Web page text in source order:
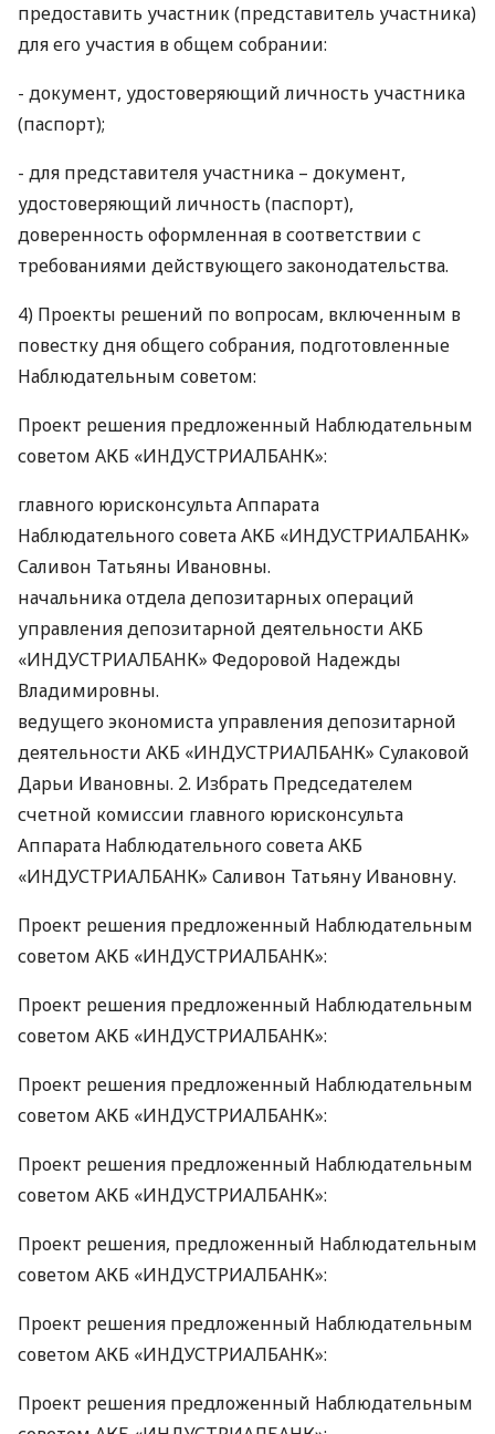
предоставить участник (представитель участника)
для его участия в общем собрании:
- документ, удостоверяющий личность участника
(паспорт);
- для представителя участника – документ,
удостоверяющий личность (паспорт),
доверенность оформленная в соответствии с
требованиями действующего законодательства.
4) Проекты решений по вопросам, включенным в
повестку дня общего собрания, подготовленные
Наблюдательным советом:
Проект решения предложенный Наблюдательным
советом АКБ «ИНДУСТРИАЛБАНК»:
главного юрисконсульта Аппарата
Наблюдательного советаАКБ «ИНДУСТРИАЛБАНК»
Саливон Татьяны Ивановны.
начальника отдела депозитарных операций
управления депозитарной деятельности АКБ
«ИНДУСТРИАЛБАНК» Федоровой Надежды
Владимировны.
ведущего экономиста управления депозитарной
деятельности АКБ «ИНДУСТРИАЛБАНК» Сулаковой
Дарьи Ивановны. 2. Избрать Председателем
счетной комиссии главного юрисконсульта
Аппарата Наблюдательного советаАКБ
«ИНДУСТРИАЛБАНК» Саливон Татьяну Ивановну.
Проект решения предложенный Наблюдательным
советом АКБ «ИНДУСТРИАЛБАНК»:
Проект решения предложенный Наблюдательным
советом АКБ «ИНДУСТРИАЛБАНК»:
Проект решения предложенный Наблюдательным
советом АКБ «ИНДУСТРИАЛБАНК»:
Проект решения предложенный Наблюдательным
советом АКБ «ИНДУСТРИАЛБАНК»:
Проект решения, предложенный Наблюдательным
советом АКБ «ИНДУСТРИАЛБАНК»:
Проект решения предложенный Наблюдательным
советом АКБ «ИНДУСТРИАЛБАНК»:
Проект решения предложенный Наблюдательным